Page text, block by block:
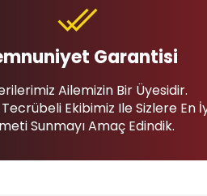
Garantisi
Ailemizin Bir Üyesidir.
Ekibimiz Ile Sizlere En
Sunmayı Amaç Edindik.